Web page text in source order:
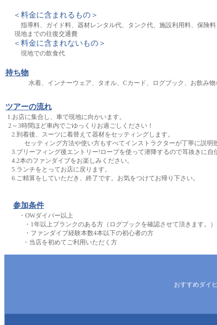
＜料金に含まれるもの＞
指導料、ガイド料、器材レンタル代、タンク代、施設利用料、保険料
現地までの往復交通費
＜料金に含まれないもの＞
現地での飲食代
持ち物
水着、インナーウェア、タオル、Cカード、ログブック、お飲み物
ツアーの流れ
1.お店に集合し、車で現地に向かいます。
2～3時間ほど車内でごゆっくりお過ごしください！
2.到着後、スーツに着替えて器材をセッティングします。
セッティング方法や使い方もすべてインストラクターが丁寧に説明
3.ブリーフィング後エントリー!ロープを使って潜降するので耳抜きに自
4.2本のファンダイブをお楽しみください。
5.ランチをとってお店に戻ります。
6.ご精算をしていただき、終了です。お気をつけてお帰り下さい。
参加条件
・OWダイバー以上
・1年以上ブランクのある方（ログブックを確認させて頂きます。）
・ファンダイブ経験本数4本以下の初心者の方
・当店を初めてご利用いただく方
おすすめダイ